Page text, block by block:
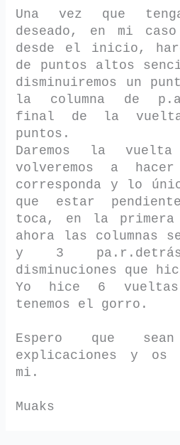
Una vez que
deseado, en mi
desde el inicio,
de puntos altos
disminuiremos un
la columna de
final de la vuelta
puntos.
Daremos la
volveremos a
corresponda y lo
que estar
toca, en la
ahora las columnas
y 3
disminuciones que
Yo hice 6
tenemos el gorro.
Espero que
explicaciones y os
mi.
Muaks